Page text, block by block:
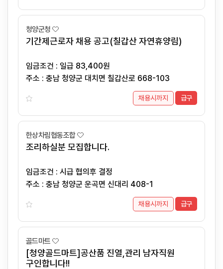
청양군청
기간제근로자 채용 공고(칠갑산 자연휴양림)
임금조건 : 일급 83,400원
주소 : 충남 청양군 대치면 칠갑산로 668-103
채용시까지 급구
한상차림협동조합
조리하실분 모집합니다.
임금조건 : 시급 협의후 결정
주소 : 충남 청양군 운곡면 신대리 408-1
채용시까지 급구
골드마트
[청양골드마트]공산품 진열,관리 남자직원
구인합니다!!